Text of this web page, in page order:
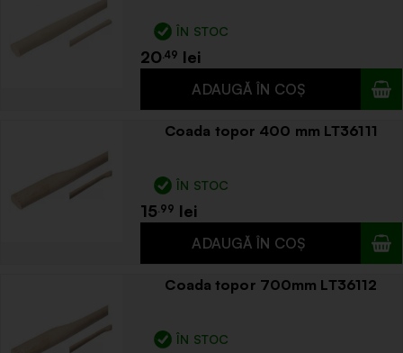
ÎN STOC
20.49
Coada topor 400 mm LT36111
ÎN STOC
15.99
Coada topor 700mm LT36112
ÎN STOC